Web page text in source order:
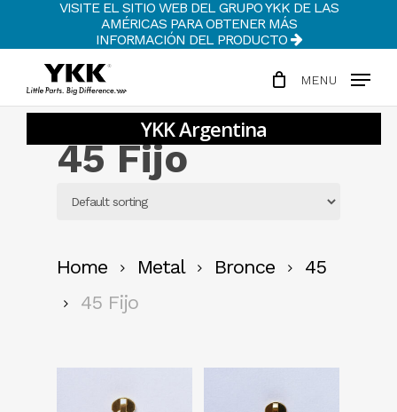
content
MENU
VISITE EL SITIO WEB DEL GRUPO YKK DE LAS
AMÉRICAS PARA OBTENER MÁS
INFORMACIÓN DEL PRODUCTO
45 Fijo
Home Metal Bronce
45
45 Fijo